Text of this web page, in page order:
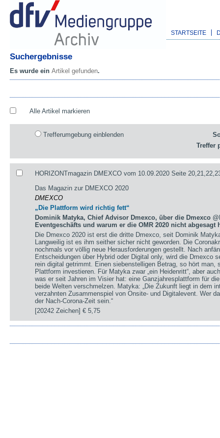
STARTSEITE
Suchergebnisse
Es wurde ein Artikel gefunden.
Alle Artikel markieren
Trefferumgebung einblenden
Treffer
HORIZONTmagazin DMEXCO vom 10.09.2020 Seite
Das Magazin zur DMEXCO 2020
DMEXCO
„Die Plattform wird richtig fett“
Dominik Matyka, Chief Advisor Dmexco, über die Dmexco
Eventgeschäfts und warum er die OMR 2020 nicht abgesagt
Die Dmexco 2020 ist erst die dritte Dmexco, seit Dominik
Langweilig ist es ihm seither sicher nicht geworden. Die
nochmals vor völlig neue Herausforderungen gestellt. Nach
Entscheidungen über Hybrid oder Digital only, wird die Dmexco
rein digital getrimmt. Einen siebenstelligen Betrag, so hört man,
Plattform investieren. Für Matyka zwar „ein Heidenritt“, aber
was er seit Jahren im Visier hat: eine Ganzjahresplattform für
beide Welten verschmelzen. Matyka: „Die Zukunft liegt in dem
verzahnten Zusammenspiel von Onsite- und Digitalevent. Wer
der Nach-Corona-Zeit sein.“
[20242 Zeichen]€ 5,75